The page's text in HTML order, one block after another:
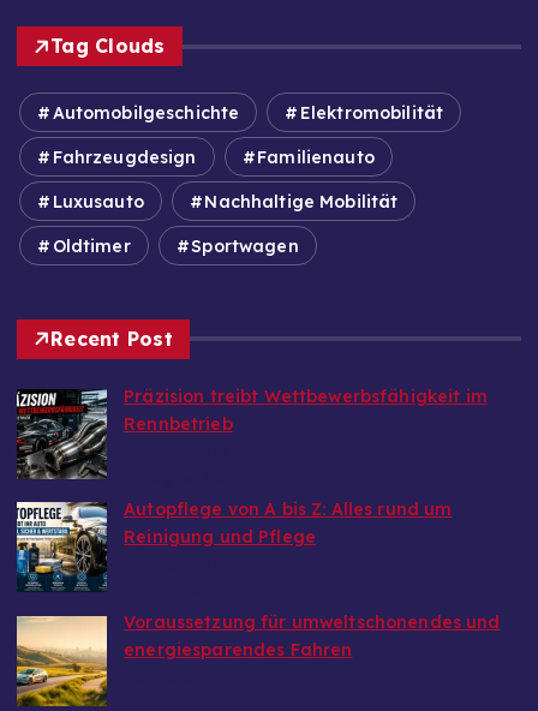
Tag Clouds
Automobilgeschichte Elektromobilität
Fahrzeugdesign Familienauto
Luxusauto Nachhaltige Mobilität
Oldtimer Sportwagen
Recent Post
Präzision treibt Wettbewerbsfähigkeit im
Rennbetrieb
Autopflege von A bis Z: Alles rund um
Reinigung und Pflege
Voraussetzung für umweltschonendes und
energiesparendes Fahren